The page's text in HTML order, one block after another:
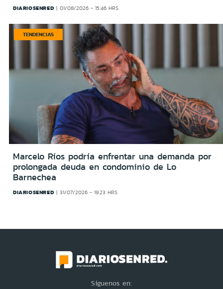
DIARIOSENRED 01/08/2026 - 15:46 HRS
TENDENCIAS
Marcelo Ríos podría enfrentar una demanda por
prolongada deuda en condominio de Lo
Barnechea
DIARIOSENRED 31/07/2026 - 19:23 HRS
Síguenos en: